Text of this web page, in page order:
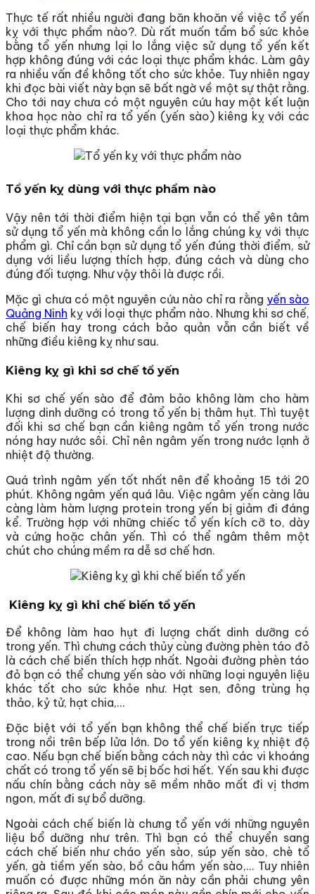
Thực tế rất nhiều người đang băn khoăn về việc tổ yến
kỵ với thực phẩm nào?. Dù rất muốn tẩm bổ sức khỏe
bằng tổ yến nhưng lại lo lắng việc sử dụng tổ yến kết
hợp không đúng với các loại thực phẩm khác. Làm gây
ra nhiều vấn đề không tốt cho sức khỏe. Tuy nhiên ngay
khi đọc bài viết này bạn sẽ bất ngờ về một sự thật rằng.
Cho tới nay chưa có một nguyên cứu hay một kết luận
khoa học nào chỉ ra tổ yến (yến sào) kiêng kỵ với các
loại thực phẩm khác.
Tổ yến kỵ dùng với thực phẩm nào
Vậy nên tới thời điểm hiện tại bạn vẫn có thể yên tâm
sử dụng tổ yến mà không cần lo lắng chúng kỵ với thực
phẩm gì. Chỉ cần bạn sử dụng tổ yến đúng thời điểm, sử
dụng với liều lượng thích hợp, đúng cách và dùng cho
đúng đối tượng. Như vậy thôi là được rồi.
Mặc gì chưa có một nguyên cứu nào chỉ ra rằng yến sào
Quảng Ninh kỵ với loại thực phẩm nào. Nhưng khi sơ chế,
chế biến hay trong cách bảo quản vẫn cần biết về
những điều kiêng kỵ như sau.
Kiêng kỵ gì khi sơ chế tổ yến
Khi sơ chế yến sào để đảm bảo không làm cho hàm
lượng dinh dưỡng có trong tổ yến bị thâm hụt. Thì tuyệt
đối khi sơ chế bạn cần kiêng ngâm tổ yến trong nước
nóng hay nước sôi. Chỉ nên ngâm yến trong nước lạnh ở
nhiệt độ thường.
Quá trình ngâm yến tốt nhất nên để khoảng 15 tới 20
phút. Không ngâm yến quá lâu. Việc ngâm yến càng lâu
càng làm hàm lượng protein trong yến bị giảm đi đáng
kể. Trường hợp với những chiếc tổ yến kích cỡ to, dày
và cứng hoặc chân yến. Thì có thể ngâm thêm một
chút cho chúng mềm ra dễ sơ chế hơn.
Kiêng kỵ gì khi chế biến tổ yến
Để không làm hao hụt đi lượng chất dinh dưỡng có
trong yến. Thì chưng cách thủy cùng đường phèn táo đỏ
là cách chế biến thích hợp nhất. Ngoài đường phèn táo
đỏ bạn có thể chưng yến sào với những loại nguyên liệu
khác tốt cho sức khỏe như. Hạt sen, đông trùng hạ
thảo, kỷ tử, hạt chia,…
Đặc biệt với tổ yến bạn không thể chế biến trực tiếp
trong nồi trên bếp lửa lớn. Do tổ yến kiêng kỵ nhiệt độ
cao. Nếu bạn chế biến bằng cách này thì các vi khoáng
chất có trong tổ yến sẽ bị bốc hơi hết. Yến sau khi được
nấu chín bằng cách này sẽ mềm nhão mất đi vị thơm
ngon, mất đi sự bổ dưỡng.
Ngoài cách chế biến là chưng tổ yến với những nguyên
liệu bổ dưỡng như trên. Thì bạn có thể chuyển sang
cách chế biến như cháo yến sào, súp yến sào, chè tổ
yến, gà tiềm yến sào, bồ câu hầm yến sào,… Tuy nhiên
muốn có được những món ăn này cần phải chưng yên